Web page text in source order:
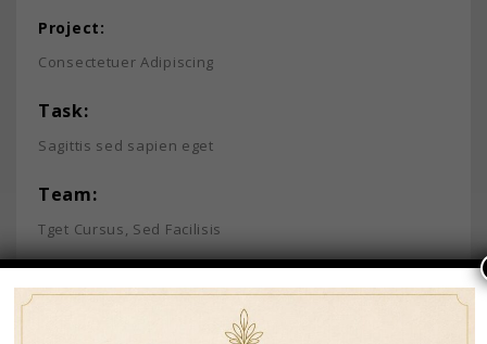
Project:
Consectetuer Adipiscing
Task:
Sagittis sed sapien eget
Team:
Tget Cursus, Sed Facilisis
sed diam nonummy nibh euismod tincidunt ut laoreet
dolore magna aliquam erat volutpat. Ut wisi enim ad